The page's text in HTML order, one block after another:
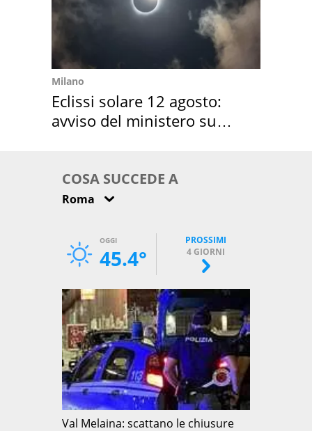
Milano
Eclissi solare 12 agosto:
avviso del ministero su